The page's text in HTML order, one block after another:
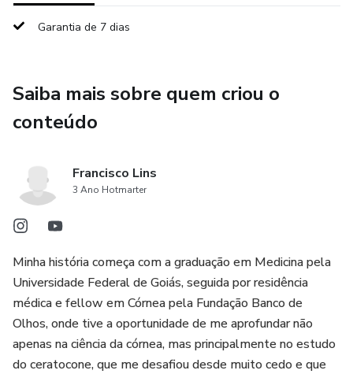
Com essa abordagem, o oftalmologista consegue
Garantia de 7 dias
Saiba mais sobre quem criou o
conteúdo
Francisco Lins
3 Ano Hotmarter
Minha história começa com a graduação em Medicina pela
Universidade Federal de Goiás, seguida por residência
médica e fellow em Córnea pela Fundação Banco de
Olhos, onde tive a oportunidade de me aprofundar não
apenas na ciência da córnea, mas principalmente no estudo
do ceratocone, que me desafiou desde muito cedo e que